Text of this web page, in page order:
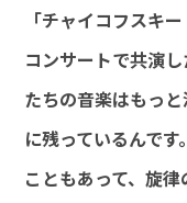
「チャイコフスキ
コンサートで共演
たちの音楽はもっ
に残っているんで
こともあって、旋